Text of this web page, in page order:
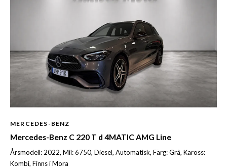
MERCEDES-BENZ
Mercedes-Benz C 220 T d 4MATIC AMG Line
Årsmodell: 2022, Mil: 6750, Diesel, Automatisk, Färg: Grå, Kaross:
Kombi, Finns i Mora